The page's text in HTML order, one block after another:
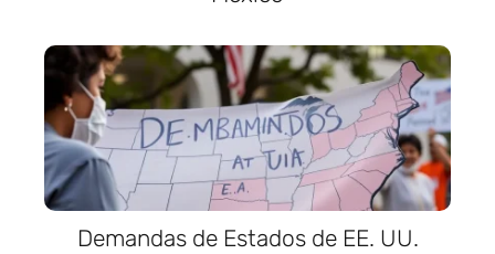
Demandas de Estados de EE. UU.